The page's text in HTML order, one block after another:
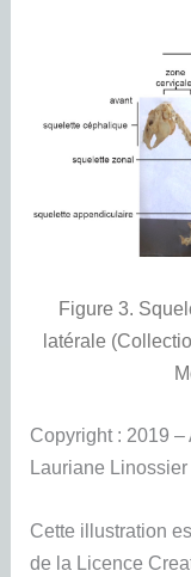
Figure 3.
latérale
Copyright : 2019
Lauriane
Cette illustration
de la Licence